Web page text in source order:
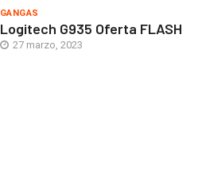
GANGAS
Logitech G935 Oferta FLASH
27 marzo, 2023